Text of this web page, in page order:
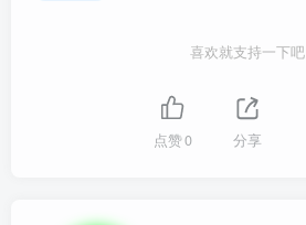
喜欢就支持一下吧
点赞0 分享